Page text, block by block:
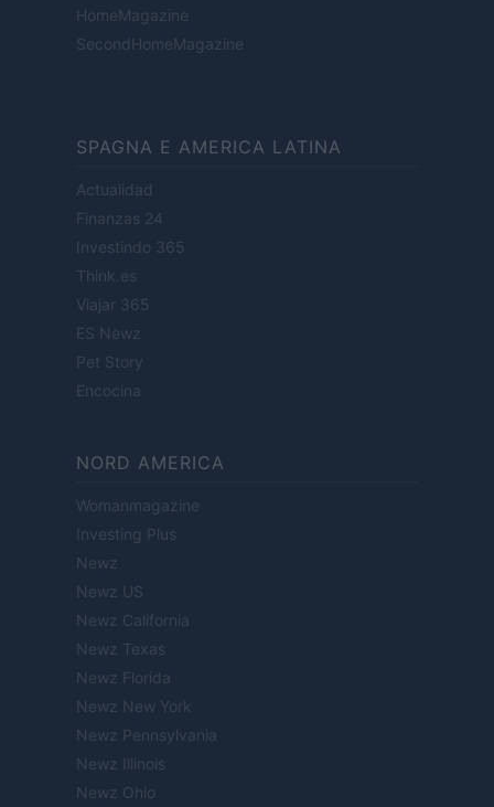
HomeMagazine
SecondHomeMagazine
SPAGNA E AMERICA LATINA
Actualidad
Finanzas 24
Investindo 365
Think.es
Viajar 365
ES Newz
Pet Story
Encocina
NORD AMERICA
Womanmagazine
Investing Plus
Newz
Newz US
Newz California
Newz Texas
Newz Florida
Newz New York
Newz Pennsylvania
Newz Illinois
Newz Ohio